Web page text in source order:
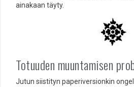
ainakaan täyty.
Totuuden muuntamisen
Jutun siistityn paperiversionkin